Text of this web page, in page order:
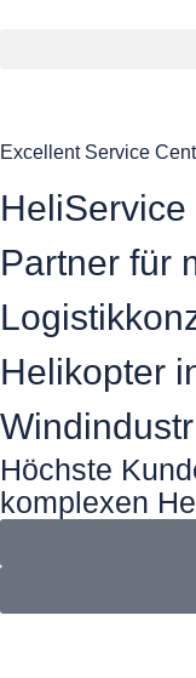
Excellent Service
Partner für
Helikopter
Höchste
komplexen